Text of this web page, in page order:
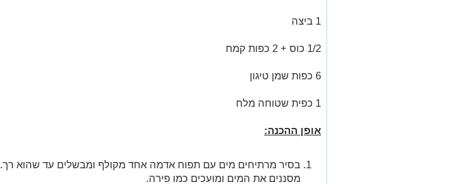
1 ביצה
1/2 כוס + 2 כפות קמח
6 כפות שמן טיגון
1 כפית שטוחה מלח
אופן ההכנה:
בסיר מרתיחים מים עם תפוח אדמה אחד מקולף ומבשלים עד שהוא רך.
מסננים את המים ומועכים כמו פירה.